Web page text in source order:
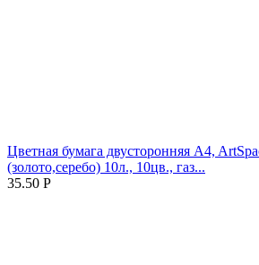
Цветная бумага двусторонняя A4,
(золото,серебо) 10л., 10цв., газ...
35.50 Р